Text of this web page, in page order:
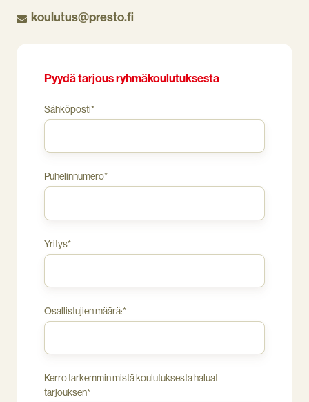
toimialan
tarpeita.
koulutus@presto.fi
Pyydä tarjous ryhmäkoulutuksesta
Sähköposti*
Puhelinnumero*
Yritys*
Osallistujien määrä:*
Kerro tarkemmin mistä koulutuksesta haluat
tarjouksen*